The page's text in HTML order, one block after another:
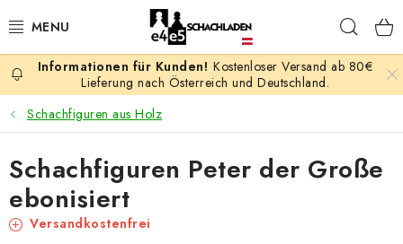
Inhalt
AKTION
SCHACHSPIELE
SCHACHFIGUREN
SCHACHBRETTER
Kostenloser Versand ab 80€
Lieferung nach Österreich und Deutschland.
Schachfiguren aus Holz
Schachfiguren Peter der Große
ebonisiert
Versandkostenfrei